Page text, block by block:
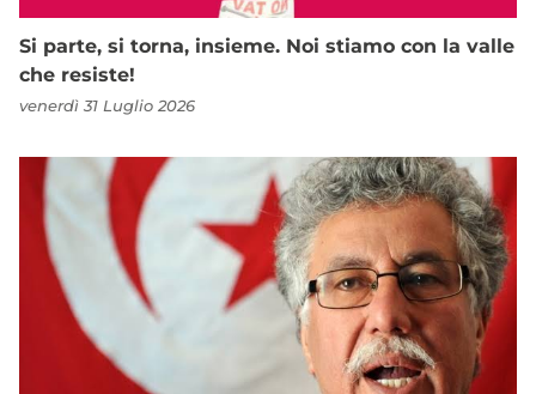
Si parte, si torna, insieme. Noi stiamo con la valle
che resiste!
venerdì 31 Luglio 2026